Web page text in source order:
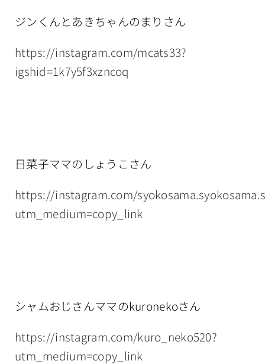
ジンくんとあきちゃんのまりさん
https://instagram.com/mcats33?
igshid=1k7y5f3xzncoq
日菜子ママのしょうこさん
https://instagram.com/
utm_medium=copy_link
シャムおじさんママのkuronekoさん
https://instagram.com/kuro_neko520?
utm_medium=copy_link